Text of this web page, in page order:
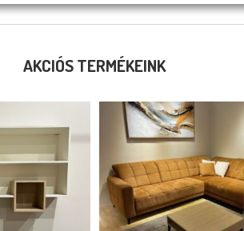
AKCIÓS TERMÉKEINK